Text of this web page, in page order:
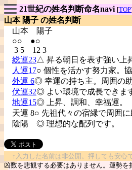
21世紀の姓名判断命名navi [TOP
山本 陽子 の姓名判断
山本
陽子
○○ ●○
3 5 12 3
総運23△ 昇る朝日を表す強い上
人運17○ 個性を活かす努力家。
外運 6◎ 幸運の持ち主。周囲の
伏運32◎ よい環境で成長できま
地運15◎ 上昇、調和、幸福運。
天運 8○ 先祖代々の宿縁で周囲に
陰陽 ◎ 理想的な配列です。
↑入力した名前は非公開。押しても安心
凶数を悲観する必要はありません。運勢を